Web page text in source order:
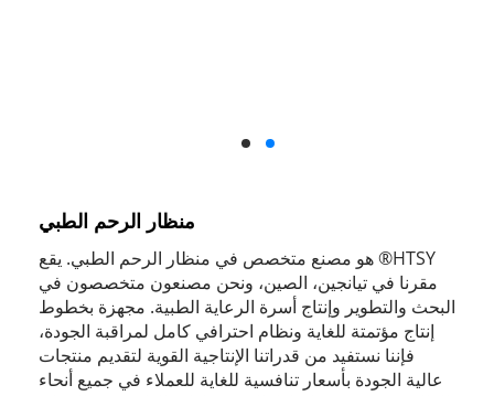
منظار الرحم الطبي
HTSY® هو مصنع متخصص في منظار الرحم الطبي. يقع
مقرنا في تيانجين، الصين، ونحن مصنعون متخصصون في
البحث والتطوير وإنتاج أسرة الرعاية الطبية. مجهزة بخطوط
إنتاج مؤتمتة للغاية ونظام احترافي كامل لمراقبة الجودة،
فإننا نستفيد من قدراتنا الإنتاجية القوية لتقديم منتجات
عالية الجودة بأسعار تنافسية للغاية للعملاء في جميع أنحاء